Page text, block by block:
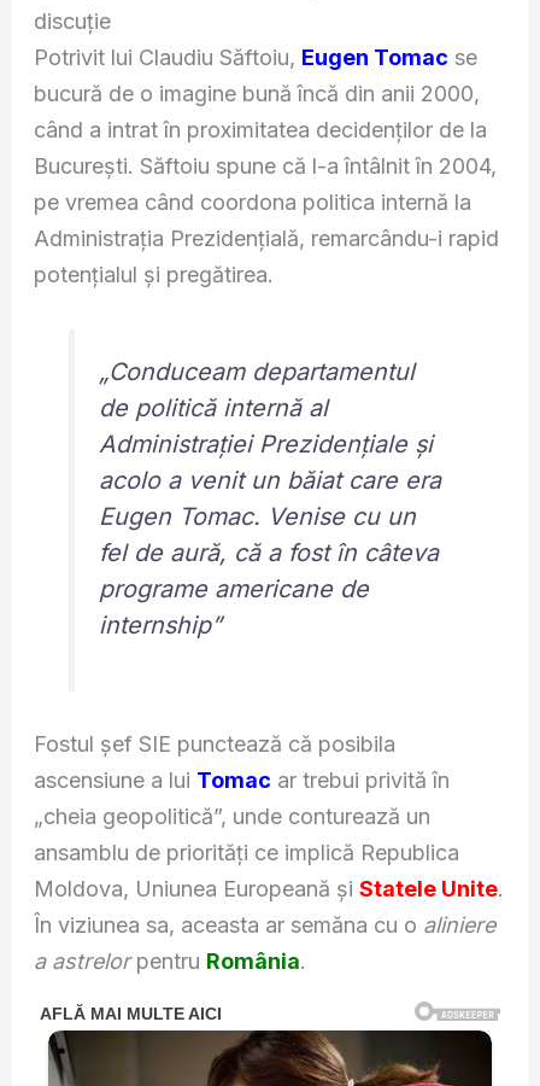
discuție
Potrivit lui Claudiu Săftoiu, Eugen Tomac se
bucură de o imagine bună încă din anii 2000,
când a intrat în proximitatea decidenților de la
București. Săftoiu spune că l-a întâlnit în 2004,
pe vremea când coordona politica internă la
Administrația Prezidențială, remarcându-i rapid
potențialul și pregătirea.
„Conduceam departamentul
de politică internă al
Administrației Prezidențiale și
acolo a venit un băiat care era
Eugen Tomac. Venise cu un
fel de aură, că a fost în câteva
programe americane de
internship”
Fostul șef SIE punctează că posibila
ascensiune a lui Tomac ar trebui privită în
„cheia geopolitică”, unde conturează un
ansamblu de priorități ce implică Republica
Moldova, Uniunea Europeană și Statele Unite.
În viziunea sa, aceasta ar semăna cu o aliniere
a astrelorpentru România.